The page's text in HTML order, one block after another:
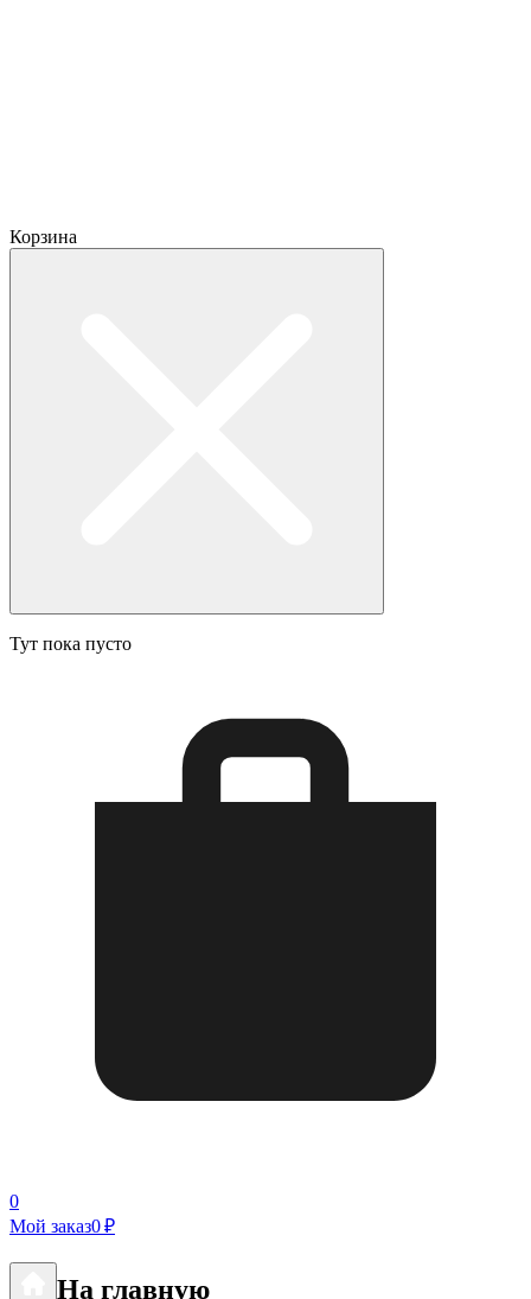
Корзина
Тут пока пусто
0
Мой заказ0 ₽
На главную